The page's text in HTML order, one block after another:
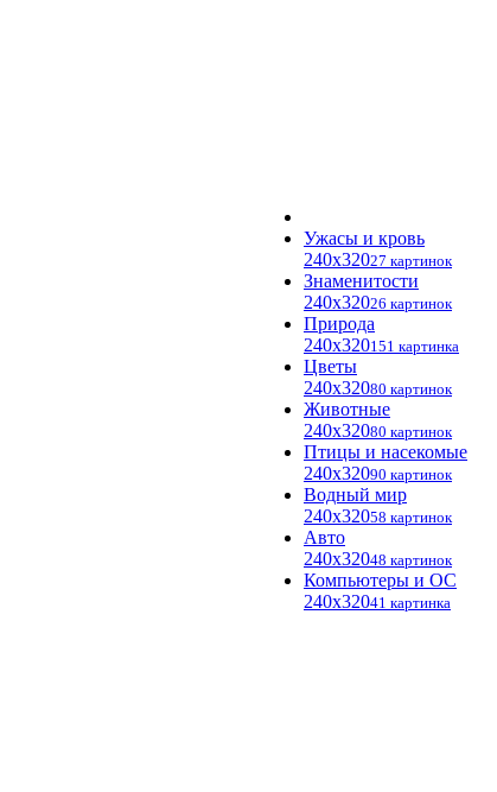
Ужасы и кровь
240x32027 картинок
Знаменитости
240x32026 картинок
Природа
240x320151 картинка
Цветы
240x32080 картинок
Животные
240x32080 картинок
Птицы и насекомые
240x32090 картинок
Водный мир
240x32058 картинок
Авто
240x32048 картинок
Компьютеры и ОС
240x32041 картинка